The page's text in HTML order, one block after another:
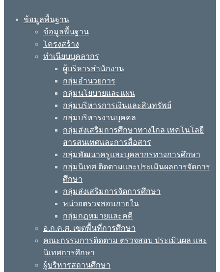
ข้อมูลพื้นฐาน
ข้อมูลพื้นฐาน
โครงสร้าง
ทำเนียบบุคลากร
ผู้บริหารสำนักงาน
กลุ่มอำนวยการ
กลุ่มนโยบายและแผน
กลุ่มบริหารการเงินและสินทรัพย์
กลุ่มบริหารงานบุคคล
กลุ่มส่งเสริมการศึกษาทางไกล เทคโนโลยี
สารสนเทศและการสื่อสาร
กลุ่มพัฒนาครูและบุคลากรทางการศึกษา
กลุ่มนิเทศ ติดตามและประเมินผลการจัดการ
ศึกษา
กลุ่มส่งเสริมการจัดการศึกษา
หน่วยตรวจสอบภายใน
กลุ่มกฎหมายและคดี
อ.ก.ค.ศ. เขตพื้นที่การศึกษา
คณะกรรมการติดตาม ตรวจสอบ ประเมินผล และ
นิเทศการศึกษา
ผู้บริหารสถานศึกษา